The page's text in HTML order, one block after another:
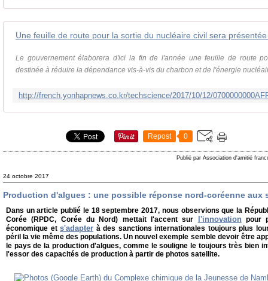
Une feuille de route pour la sortie du nucléaire civil sera
Le gouvernement élaborera d'ici la fin de l'année une feuille de route
destinée à réduire la dépendance vis-à-vis du charbon et de l'énergie
Repost 0
Publié par Association d'amitié
24 octobre 2017
Production d'algues : une possible réponse nord-coréenne aux
Dans un article publié le 18 septembre 2017, nous observions que la
Corée (RPDC, Corée du Nord) mettait l'accent sur
l'innovationpour
économique ets'adapter à des sanctions internationales toujours plus
péril la vie même des populations. Un nouvel exemple semble devoir être
le pays de la production d'algues, comme le souligne le toujours très bien
l'essor des capacités de production à partir de photos satellite.